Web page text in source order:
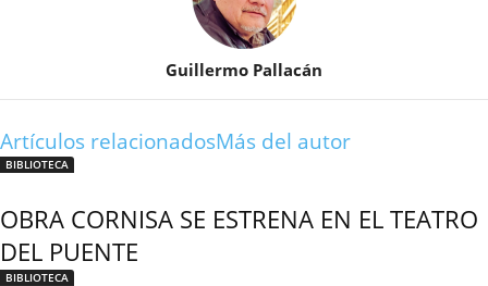
Guillermo Pallacán
Artículos relacionadosMás del autor
BIBLIOTECA
OBRA CORNISA SE ESTRENA EN EL TEATRO
DEL PUENTE
BIBLIOTECA